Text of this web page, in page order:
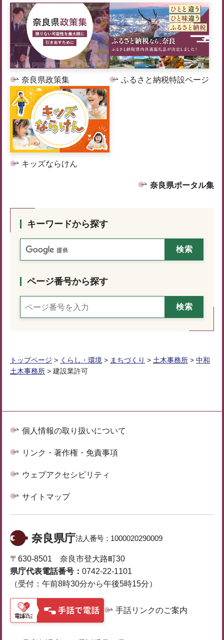
奈良県政策集 ふるさと納税特設ページ
キッズならけん
奈良県ポータル集
キーワードから探す
ページ番号から探す
トップページ > くらし・環境 > まちづくり > 土木事務所 > 中和
土木事務所 > 建設業許可
個人情報の取り扱いについて
リンク・著作権・免責事項
ウェブアクセシビリティ
サイトマップ
奈良県庁法人番号： 1000020290009
〒630-8501 奈良市登大路町30
県庁代表電話番号： 0742-22-1101
（受付：午前8時30分から午後5時15分）
手話リンクのご案内